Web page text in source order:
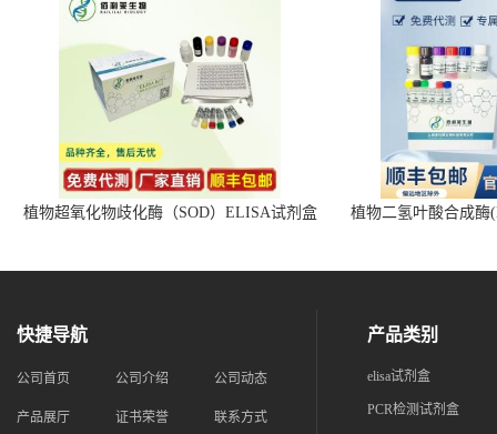
植物超氧化物歧化酶（SOD）ELISA试剂盒 植物二氢叶酸合成酶
快捷导航
公司首页 公司介绍 公司动态
产品展厅 证书荣誉 联系方式
产品类别
elisa试剂盒
PCR检测试剂盒